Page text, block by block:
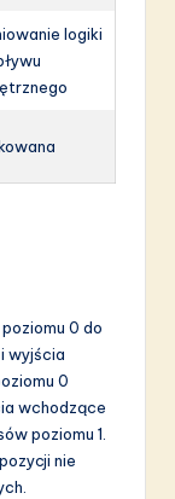
logiki
0 do
wyjścia
0
wchodzące
poziomu 1.
nie